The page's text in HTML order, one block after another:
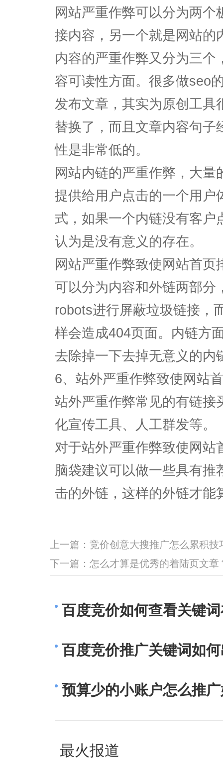
网站严重作弊可以分为两
接内容，另一个就是网站的
内容的严重作弊又分为三
容可读性方面。很多做seo
发布文章，其实为原创工具
替换了，而且文章内容句子
性是非常低的。
网站内链的严重作弊，大
提供给用户点击的一个用户
式，如果一个内链没有客户
认为是没有意义的存在。
网站严重作弊致使网站首
可以分为内容和外链两部分
robots进行屏蔽垃圾链接，
样会造成404页面。内链方
去除掉一下去掉无意义的内
6、站外严重作弊致使网站
站外严重作弊常见的有链接
化宣传工具、人工群发等。
对于站外严重作弊致使网
脑袋建议可以做一些具有
击的外链，这样的外链才能
上一篇： 竞价创意大搜推广怎么累积技
下一篇： 怎么才算是优秀的着陆页文章
百度竞价如何查看关键
百度竞价推广关键词如
预算少的小账户怎么推
最火报道